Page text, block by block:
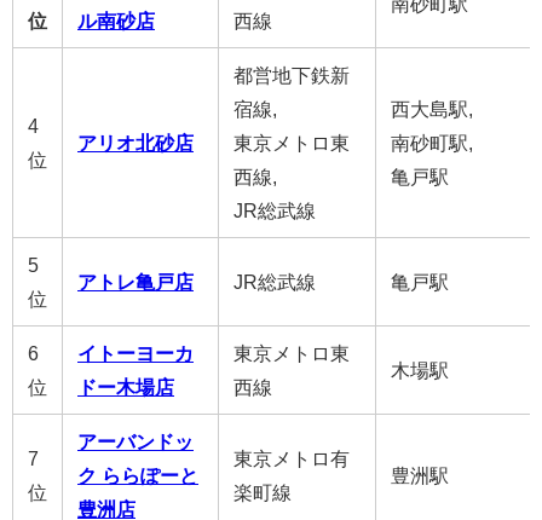
位
ル南砂店
西線
4
位
アリオ北砂店
都営地下鉄新
宿線,
東京メトロ東
西線,
JR総武線
西大島駅,
南砂町駅,
亀戸駅
5
位
アトレ亀戸店 JR総武線 亀戸駅
6
位
イトーヨーカ
ドー木場店
東京メトロ東
西線
木場駅
7
位
アーバンドッ
ク ららぽーと
豊洲店
東京メトロ有
楽町線
豊洲駅